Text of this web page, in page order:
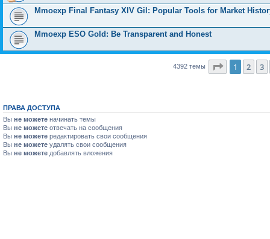
Mmoexp Final Fantasy XIV Gil: Popular Tools for Market
Mmoexp ESO Gold: Be Transparent and Honest
4392 темы Страница
1 2 3
ПРАВА ДОСТУПА
Вы не можете начинать темы
Вы не можете отвечать на сообщения
Вы не можете редактировать свои сообщения
Вы не можете удалять свои сообщения
Вы не можете добавлять вложения